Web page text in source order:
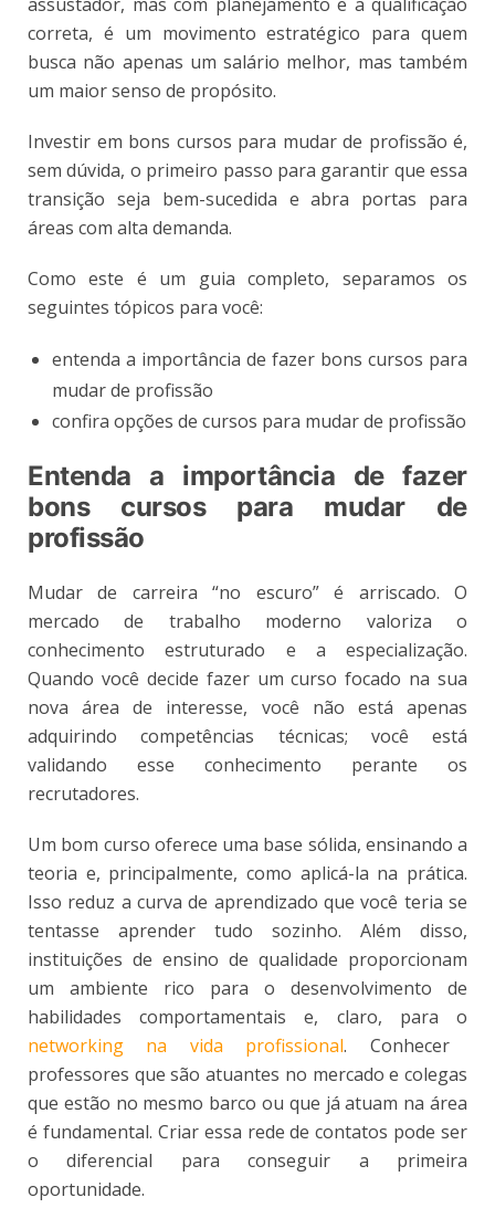
correta, é um movimento estratégico para quem
busca não apenas um salário melhor, mas também
um maior senso de propósito.
Investir em bons cursos para mudar de profissão é,
sem dúvida, o primeiro passo para garantir que essa
transição seja bem-sucedida e abra portas para
áreas com alta demanda.
Como este é um guia completo, separamos os
seguintes tópicos para você:
entenda a importância de fazer bons cursos para
mudar de profissão
confira opções de cursos para mudar de profissão
Entenda a importância de fazer
bons cursos para mudar de
profissão
Mudar de carreira “no escuro” é arriscado. O
mercado de trabalho moderno valoriza o
conhecimento estruturado e a especialização.
Quando você decide fazer um curso focado na sua
nova área de interesse, você não está apenas
adquirindo competências técnicas; você está
validando esse conhecimento perante os
recrutadores.
Um bom curso oferece uma base sólida, ensinando a
teoria e, principalmente, como aplicá-la na prática.
Isso reduz a curva de aprendizado que você teria se
tentasse aprender tudo sozinho. Além disso,
instituições de ensino de qualidade proporcionam
um ambiente rico para o desenvolvimento de
habilidades comportamentais e, claro, para o
networking na vida profissional. Conhecer
professores que são atuantes no mercado e colegas
que estão no mesmo barco ou que já atuam na área
é fundamental. Criar essa rede de contatos pode ser
o diferencial para conseguir a primeira
oportunidade.